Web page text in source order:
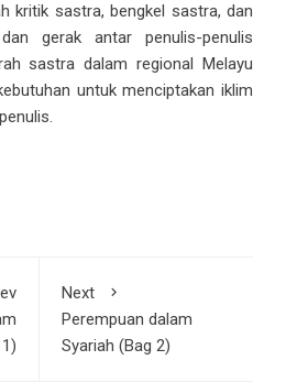
kritik sastra, bengkel sastra, dan
gerak antar penulis-penulis
sastra dalam regional Melayu
untuk menciptakan iklim
Next
Perempuan dalam
Syariah (Bag 2)